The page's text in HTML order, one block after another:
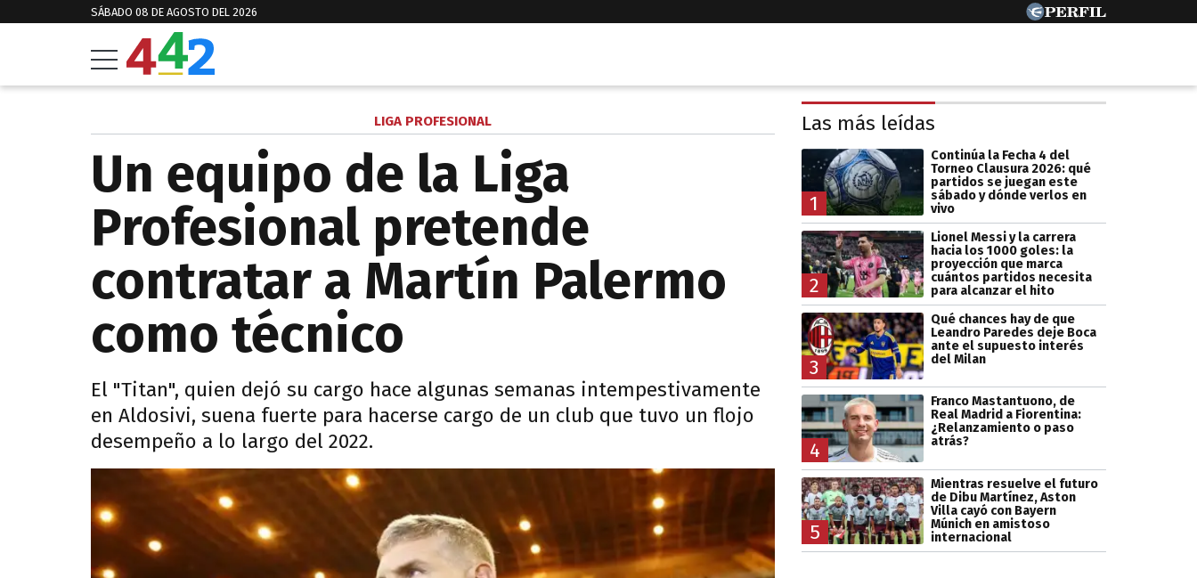
SÁBADO 08 DE AGOSTO DEL 2026
LIGA PROFESIONAL
Un equipo de la Liga
Profesional pretende
contratar a Martín Palermo
como técnico
El "Titan", quien dejó su cargo hace algunas semanas intempestivamente
en Aldosivi, suena fuerte para hacerse cargo de un club que tuvo un flojo
desempeño a lo largo del 2022.
Las más leídas
1
Continúa la Fecha 4 del
Torneo Clausura 2026: qué
partidos se juegan este
sábado y dónde verlos en
vivo
2
Lionel Messi y la carrera
hacia los 1000 goles: la
proyección que marca
cuántos partidos necesita
para alcanzar el hito
3
Qué chances hay de que
Leandro Paredes deje Boca
ante el supuesto interés
del Milan
4
Franco Mastantuono, de
Real Madrid a Fiorentina:
¿Relanzamiento o paso
atrás?
5
Mientras resuelve el futuro
de Dibu Martínez, Aston
Villa cayó con Bayern
Múnich en amistoso
internacional